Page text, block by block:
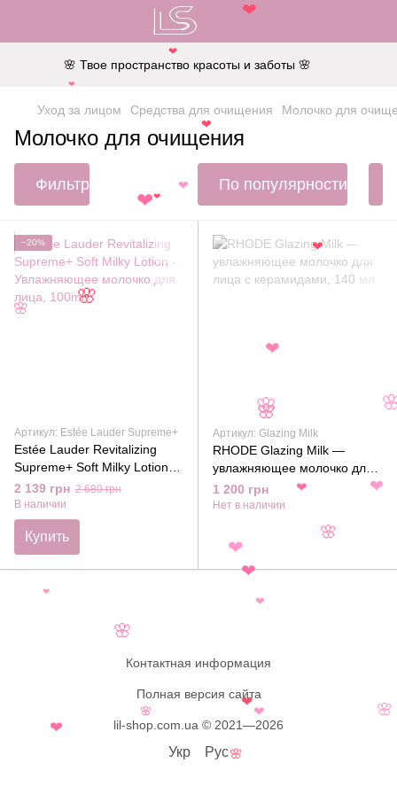
🌸 Твое пространство красоты и заботы 🌸
Уход за лицом Средства для очищения Молочко для
Молочко для очищения
Фильтр По популярности
−20%
Артикул: Estée Lauder Supreme+
Estée Lauder Revitalizing
Supreme+ Soft Milky Lotion -
Увлажняющее молочко для
лица, 100ml
2 139 грн 2 680 грн
В наличии
Купить
Артикул: Glazing Milk
RHODE Glazing Milk —
увлажняющее молочко для
лица с керамидами, 140 мл
1 200 грн
Нет в наличии
Контактная информация
Полная версия сайта
lil-shop.com.ua © 2021—2026
Укр Рус
❤
❤
🌸
🌸 🌸
🌸
❤
🌸
❤
❤
❤
❤
❤
❤
❤
🌸
❤
❤
🌸
🌸
🌸
❤
❤
❤
❤
❤
❤